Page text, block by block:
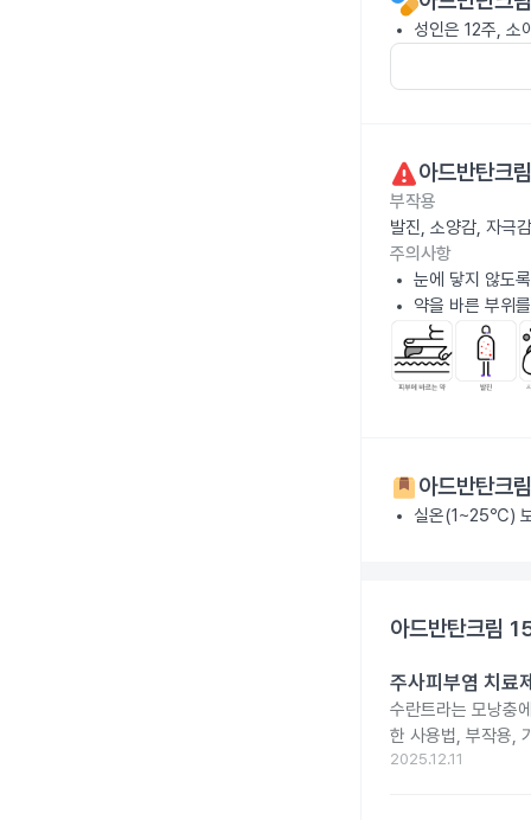
성인은 12주, 소
아드반탄크
부작용
발진, 소양감, 자극
주의사항
눈에 닿지 않도
약을 바른 부위
아드반탄크
실온(1~25℃)
아드반탄크림
주사피부염 치료
수란트라는 모낭충
한 사용법, 부작용,
2025.12.11